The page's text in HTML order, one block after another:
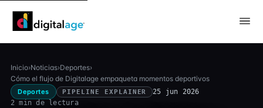
Inicio›Noticias›Deportes›
Cómo el flujo de Digitalage empaqueta momentos deportivos
Deportes PIPELINE EXPLAINER
25 jun 2026
2 min de lectura